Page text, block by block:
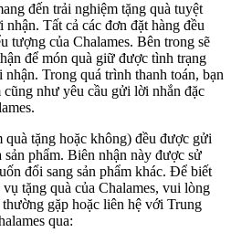
đến trải nghiệm tặng quà tuyệt
Tất cả các đơn đặt hàng đều
tượng của Chalames. Bên trong sẽ
để món quà giữ được tình trạng
Trong quá trình thanh toán, bạn
cũng như yêu cầu gửi lời nhắn đặc
quà tặng hoặc không) đều được gửi
phẩm. Biên nhận này được sử
đổi sang sản phẩm khác. Để biết
tặng quà của Chalames, vui lòng
gặp hoặc liên hệ với Trung
qua: